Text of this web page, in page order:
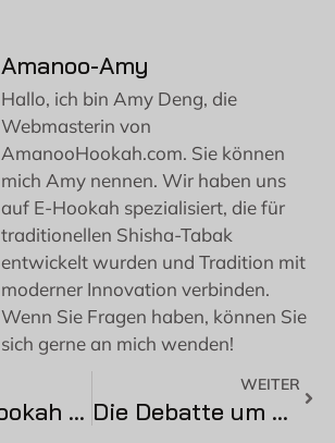
Amanoo-Amy
Hallo, ich bin Amy Deng, die
Webmasterin von
AmanooHookah.com. Sie können
mich Amy nennen. Wir haben uns
auf E-Hookah spezialisiert, die für
traditionellen Shisha-Tabak
entwickelt wurden und Tradition mit
moderner Innovation verbinden.
Wenn Sie Fragen haben, können Sie
sich gerne an mich wenden!
Amanoo Hookah auf der Las Vegas Winter Champs Messe
WEITER
Die Debatte um die elektrische Wasserpfeife: Was ist eine echte elektrische Wasserpfeife?